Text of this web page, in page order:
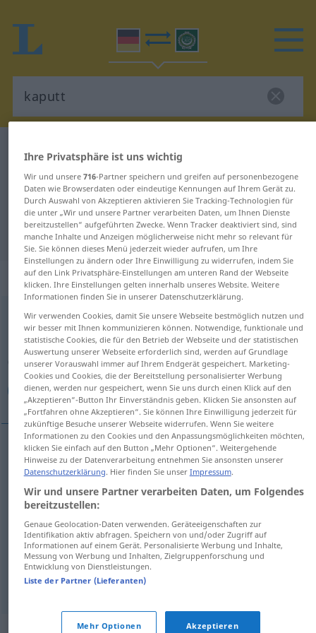
Deutsch-Arabisch Wörterbuch
Deutsch-Arabisch Übersetzung für
"kaputt"
"kaputt" Arabisch Übersetzung
„kaputt“: Adjektiv
kaputtadj
Übersicht aller Übersetzungen
(Für mehr Details die Übersetzung anklicken/antippen)
معطوب, مكسور, خربان, معطل
معطوب [maʕˈtuːb] kaputt
مكسور [makˈsuːr] kaputt(gebrochen)
خربان [xarˈbaːn] kaputt
معطل [muˈʕɑttɑl] kaputt
Ihre Privatsphäre ist uns wichtig
Wir und unsere 716-Partner speichern und greifen auf personenbezogene
Daten wie Browserdaten oder eindeutige Kennungen auf Ihrem Gerät zu.
Durch Auswahl von Akzeptieren aktivieren Sie Tracking-Technologien für
die unter „Wir und unsere Partner verarbeiten Daten, um Ihnen Dienste
bereitzustellen“ aufgeführten Zwecke. Wenn Tracker deaktiviert sind, sind
manche Inhalte und Anzeigen möglicherweise nicht mehr so relevant für
Sie. Sie können dieses Menü jederzeit wieder aufrufen, um Ihre
Einstellungen zu ändern oder Ihre Einwilligung zu widerrufen, indem Sie
auf den Link Privatsphäre-Einstellungen am unteren Rand der Webseite
klicken. Ihre Einstellungen gelten innerhalb unseres Website. Weitere
Informationen finden Sie in unserer Datenschutzerklärung.
Wir verwenden Cookies, damit Sie unsere Webseite bestmöglich nutzen und
wir besser mit Ihnen kommunizieren können. Notwendige, funktionale und
statistische Cookies, die für den Betrieb der Webseite und der statistischen
Auswertung unserer Webseite erforderlich sind, werden auf Grundlage
unserer Vorauswahl immer auf Ihrem Endgerät gespeichert. Marketing-
Cookies und Cookies, die der Bereitstellung personalisierter Werbung
dienen, werden nur gespeichert, wenn Sie uns durch einen Klick auf den
„Akzeptieren“-Button Ihr Einverständnis geben. Klicken Sie ansonsten auf
„Fortfahren ohne Akzeptieren“. Sie können Ihre Einwilligung jederzeit für
zukünftige Besuche unserer Webseite widerrufen. Wenn Sie weitere
Informationen zu den Cookies und den Anpassungsmöglichkeiten möchten,
klicken Sie einfach auf den Button „Mehr Optionen“. Weitergehende
Hinweise zu der Datenverarbeitung entnehmen Sie ansonsten unserer
Datenschutzerklärung. Hier finden Sie unser Impressum.
Wir und unsere Partner verarbeiten Daten, um Folgendes
bereitzustellen:
Genaue Geolocation-Daten verwenden. Geräteeigenschaften zur
Identifikation aktiv abfragen. Speichern von und/oder Zugriff auf
Informationen auf einem Gerät. Personalisierte Werbung und Inhalte,
Messung von Werbung und Inhalten, Zielgruppenforschung und
Entwicklung von Dienstleistungen.
Liste der Partner (Lieferanten)
Mehr Optionen Akzeptieren